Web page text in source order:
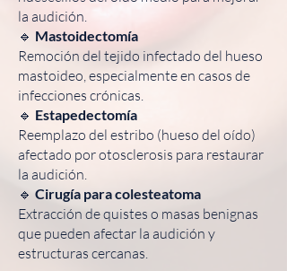
la audición.
🔹 Mastoidectomía
Remoción del tejido infectado del hueso
mastoideo, especialmente en casos de
infecciones crónicas.
🔹 Estapedectomía
Reemplazo del estribo (hueso del oído)
afectado por otosclerosis para restaurar
la audición.
🔹 Cirugía para colesteatoma
Extracción de quistes o masas benignas
que pueden afectar la audición y
estructuras cercanas.